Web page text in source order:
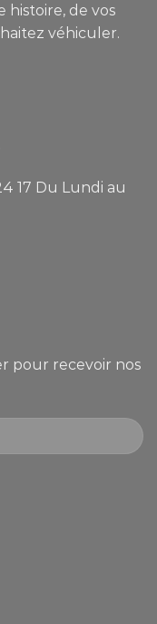
histoire, de vos
véhiculer.
17 Du Lundi au
pour recevoir nos